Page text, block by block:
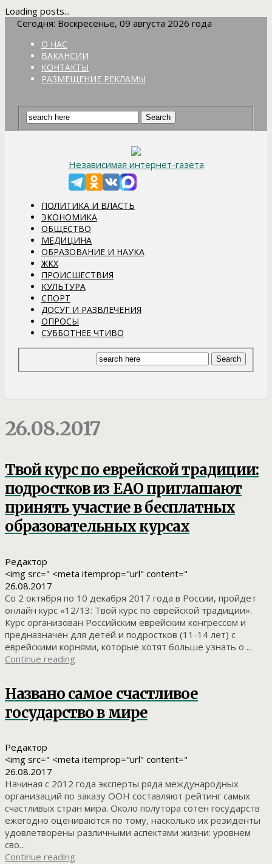
Loading posts...
Сегодня: Воскресенье, 09 августа 2026 года
О НАС
ВАКАНСИИ
КОНТАКТЫ
РАЗМЕЩЕНИЕ РЕКЛАМЫ
Независимая интернет-газета
ПОЛИТИКА И ВЛАСТЬ
ЭКОНОМИКА
ОБЩЕСТВО
МЕДИЦИНА
ОБРАЗОВАНИЕ И НАУКА
ЖКХ
ПРОИСШЕСТВИЯ
КУЛЬТУРА
СПОРТ
ДОСУГ И РАЗВЛЕЧЕНИЯ
ОПРОСЫ
СУББОТНЕЕ ЧТИВО
26.08.2017
Твой курс по еврейской традиции:
подростков из ЕАО приглашают
принять участие в бесплатных
образовательных курсах
Редактор
<img src=" <meta itemprop="url" content="
26.08.2017
Со 2 октября по 10 декабря 2017 года в России, пройдет
онлайн курс «12/13: Твой курс по еврейской традиции».
Курс организован Российским еврейским конгрессом и
предназначен для детей и подростков (11-14 лет) с
еврейскими корнями, которые хотят больше узнать о ...
Continue reading
Названо самое счастливое
государство в мире
Редактор
<img src=" <meta itemprop="url" content="
26.08.2017
Начиная с 2012 года эксперты ряда международных
организаций по заказу ООН составляют рейтинг самых
счастливых стран мира. Около полутора сотен государств
ежегодно оцениваются по тому, насколько их резиденты
удовлетворены различными аспектами жизни: уровнем
сво...
Continue reading